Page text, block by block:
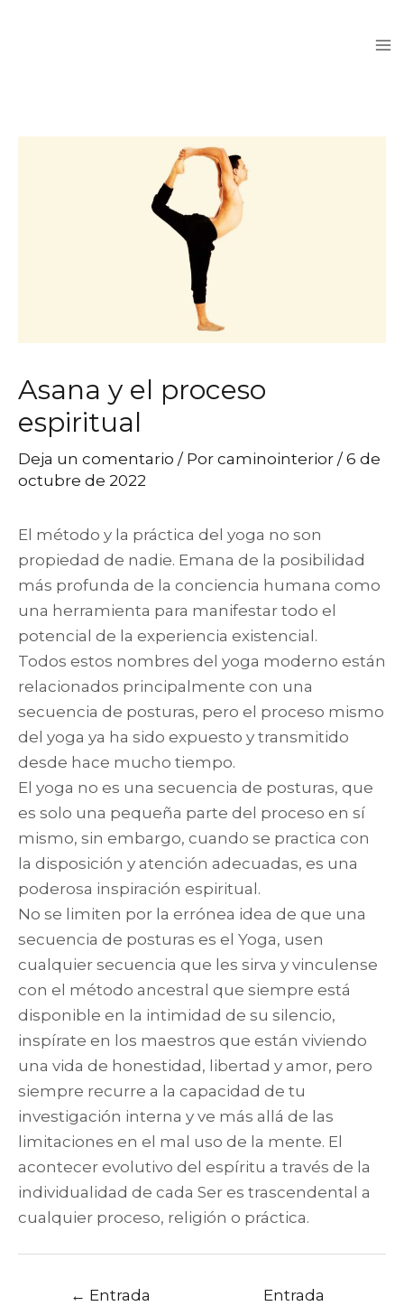
Asana y el proceso
espiritual
Deja un comentario / Por caminointerior / 6 de
octubre de 2022
El método y la práctica del yoga no son
propiedad de nadie. Emana de la posibilidad
más profunda de la conciencia humana como
una herramienta para manifestar todo el
potencial de la experiencia existencial.
Todos estos nombres del yoga moderno están
relacionados principalmente con una
secuencia de posturas, pero el proceso mismo
del yoga ya ha sido expuesto y transmitido
desde hace mucho tiempo.
El yoga no es una secuencia de posturas, que
es solo una pequeña parte del proceso en sí
mismo, sin embargo, cuando se practica con
la disposición y atención adecuadas, es una
poderosa inspiración espiritual.
No se limiten por la errónea idea de que una
secuencia de posturas es el Yoga, usen
cualquier secuencia que les sirva y vinculense
con el método ancestral que siempre está
disponible en la intimidad de su silencio,
inspírate en los maestros que están viviendo
una vida de honestidad, libertad y amor, pero
siempre recurre a la capacidad de tu
investigación interna y ve más allá de las
limitaciones en el mal uso de la mente. El
acontecer evolutivo del espíritu a través de la
individualidad de cada Ser es trascendental a
cualquier proceso, religión o práctica.
← Entrada
Entrada